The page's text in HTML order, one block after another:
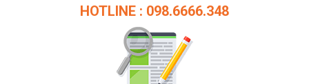
HOTLINE : 098.6666.348